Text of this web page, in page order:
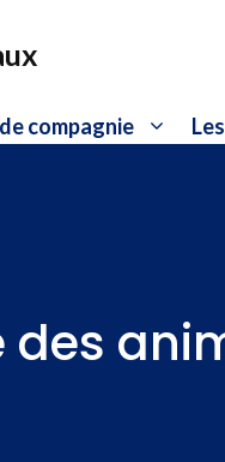
compagnie
des